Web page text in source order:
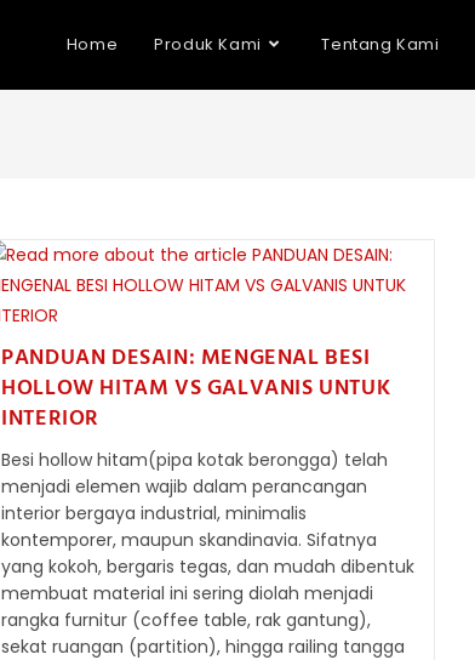
Home Produk Kami Tentang Kami
PANDUAN DESAIN: MENGENAL BESI
HOLLOW HITAM VS GALVANIS UNTUK
INTERIOR
Besi hollow hitam(pipa kotak berongga) telah
menjadi elemen wajib dalam perancangan
interior bergaya industrial, minimalis
kontemporer, maupun skandinavia. Sifatnya
yang kokoh, bergaris tegas, dan mudah dibentuk
membuat material ini sering diolah menjadi
rangka furnitur (coffee table, rak gantung),
sekat ruangan (partition), hingga railing tangga